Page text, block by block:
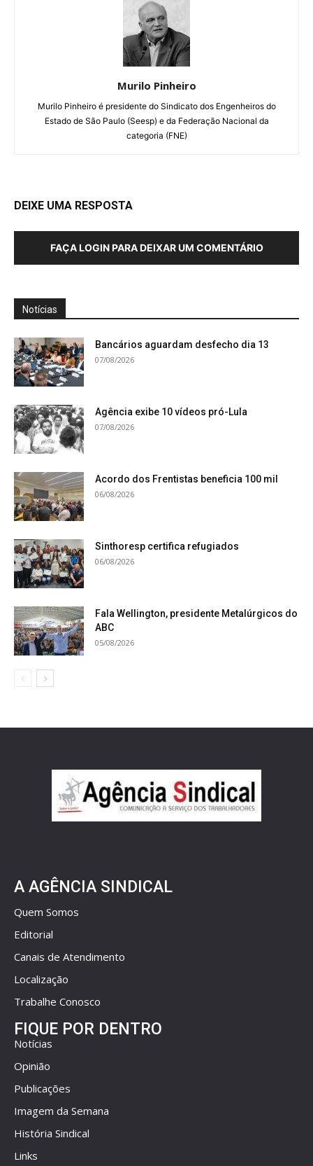
Murilo Pinheiro
Murilo Pinheiro é presidente do Sindicato dos Engenheiros do
Estado de São Paulo (Seesp) e da Federação Nacional da
categoria (FNE)
DEIXE UMA RESPOSTA
FAÇA LOGIN PARA DEIXAR UM COMENTÁRIO
Notícias
Bancários aguardam desfecho dia 13
07/08/2026
Agência exibe 10 vídeos pró-Lula
07/08/2026
Acordo dos Frentistas beneficia 100 mil
06/08/2026
Sinthoresp certifica refugiados
06/08/2026
Fala Wellington, presidente Metalúrgicos do
ABC
05/08/2026
A AGÊNCIA SINDICAL
Quem Somos
Editorial
Canais de Atendimento
Localização
Trabalhe Conosco
FIQUE POR DENTRO
Notícias
Opinião
Publicações
Imagem da Semana
História Sindical
Links